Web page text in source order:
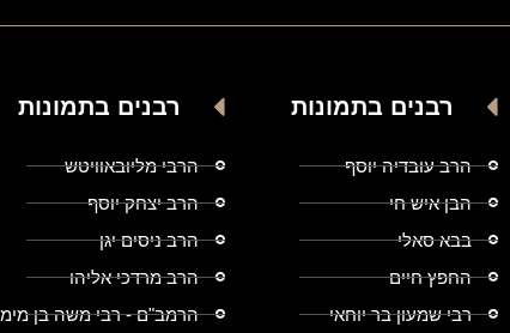
רבנים בתמונות
הרב עובדיה יוסף
הבן איש חי
בבא סאלי
החפץ חיים
רבי שמעון בר יוחאי
רבנים בתמונות
הרבי מליובאוויטש
הרב יצחק יוסף
הרב ניסים יגן
הרב מרדכי אליהו
הרמב"ם - רבי משה בן